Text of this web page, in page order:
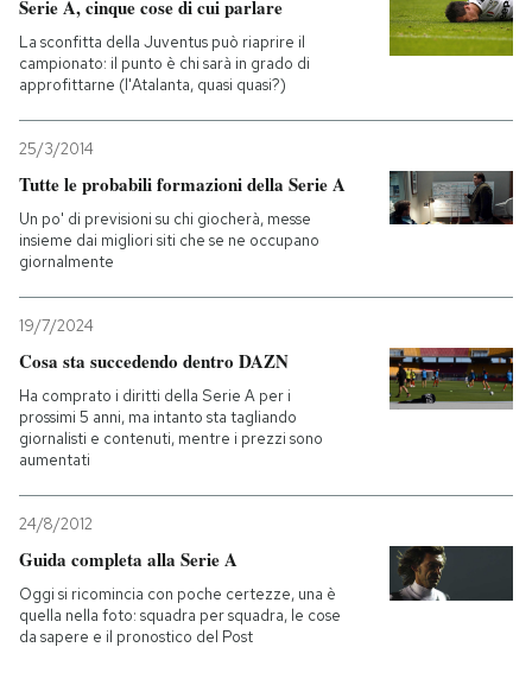
Serie A, cinque cose di cui parlare
La sconfitta della Juventus può riaprire il
campionato: il punto è chi sarà in grado di
approfittarne (l'Atalanta, quasi quasi?)
25/3/2014
Tutte le probabili formazioni della Serie A
Un po' di previsioni su chi giocherà, messe
insieme dai migliori siti che se ne occupano
giornalmente
19/7/2024
Cosa sta succedendo dentro DAZN
Ha comprato i diritti della Serie A per i
prossimi 5 anni, ma intanto sta tagliando
giornalisti e contenuti, mentre i prezzi sono
aumentati
24/8/2012
Guida completa alla Serie A
Oggi si ricomincia con poche certezze, una è
quella nella foto: squadra per squadra, le cose
da sapere e il pronostico del Post